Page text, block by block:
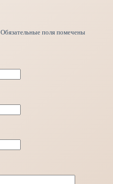
Обязательные поля помечены